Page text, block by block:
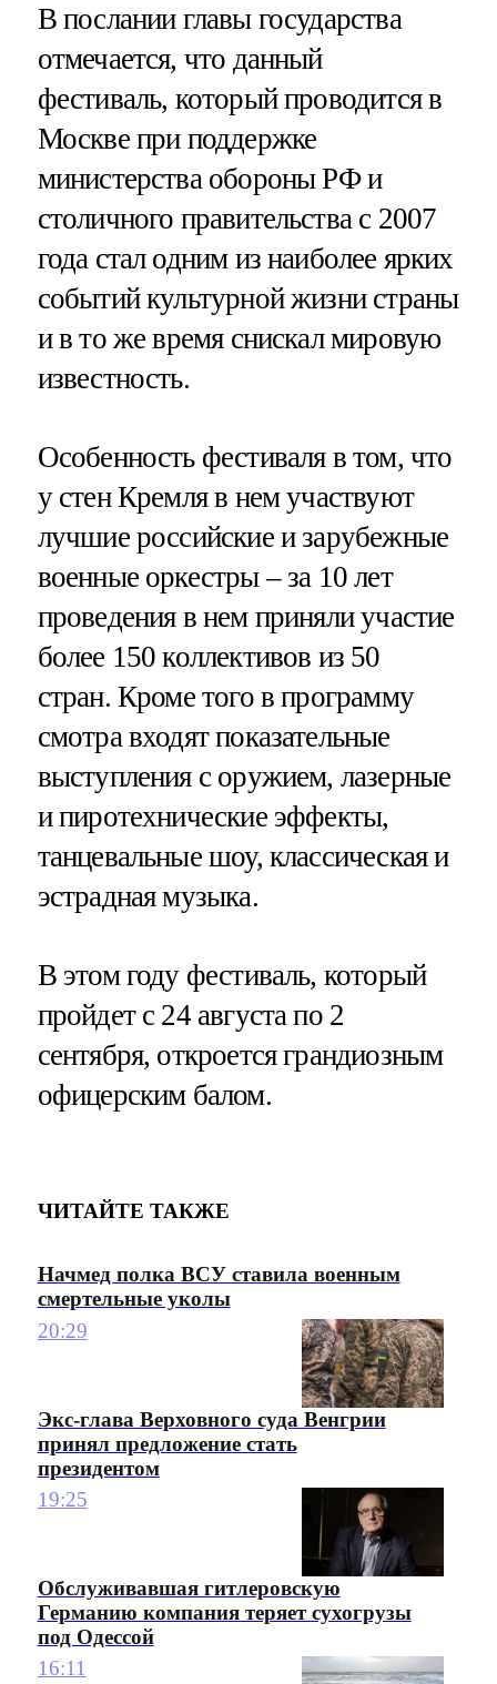
В послании главы государства
отмечается, что данный
фестиваль, который проводится в
Москве при поддержке
министерства обороны РФ и
столичного правительства с 2007
года стал одним из наиболее ярких
событий культурной жизни страны
и в то же время снискал мировую
известность.
Особенность фестиваля в том, что
у стен Кремля в нем участвуют
лучшие российские и зарубежные
военные оркестры – за 10 лет
проведения в нем приняли участие
более 150 коллективов из 50
стран. Кроме того в программу
смотра входят показательные
выступления с оружием, лазерные
и пиротехнические эффекты,
танцевальные шоу, классическая и
эстрадная музыка.
В этом году фестиваль, который
пройдет с 24 августа по 2
сентября, откроется грандиозным
офицерским балом.
ЧИТАЙТЕ ТАКЖЕ
Начмед полка ВСУ ставила военным
смертельные уколы
20:29
Экс-глава Верховного суда Венгрии
принял предложение стать
президентом
19:25
Обслуживавшая гитлеровскую
Германию компания теряет сухогрузы
под Одессой
16:11